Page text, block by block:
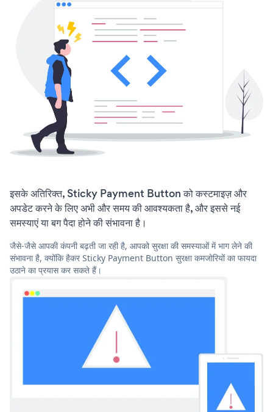
इसके अतिरिक्त, Sticky Payment Button को कस्टमाइज़ और
अपडेट करने के लिए अभी और समय की आवश्यकता है, और इससे नई
समस्याएं या बग पैदा होने की संभावना है।
जैसे-जैसे आपकी कंपनी बढ़ती जा रही है, आपको सुरक्षा की समस्याओं में भाग लेने की
संभावना है, क्योंकि हैकर Sticky Payment Button सुरक्षा कमजोरियों का फायदा
उठाने का प्रयास कर सकते हैं।